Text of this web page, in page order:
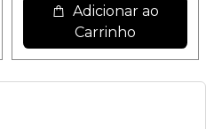
Adicionar ao
Carrinho